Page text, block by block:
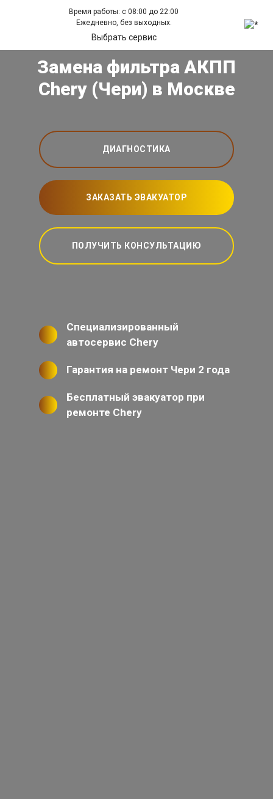
Время работы: с 08:00 до 22:00
Ежедневно, без выходных.
Выбрать сервис
Замена фильтра АКПП
Chery (Чери) в Москве
ДИАГНОСТИКА
ЗАКАЗАТЬ ЭВАКУАТОР
ПОЛУЧИТЬ КОНСУЛЬТАЦИЮ
Специализированный
автосервис Chery
Гарантия на ремонт Чери 2 года
Бесплатный эвакуатор при
ремонте Chery